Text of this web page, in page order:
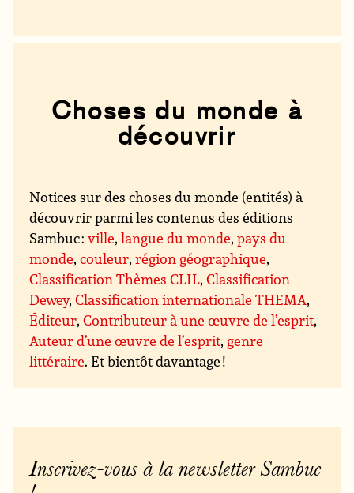
Choses du monde à
découvrir
Notices sur des choses du monde (entités) à
découvrir parmi les contenus des éditions
Sambuc :ville,langue du monde,pays du
monde,couleur,région géographique,
Classification Thèmes CLIL,Classification
Dewey,Classification internationale THEMA,
Éditeur,Contributeur à une œuvre de l’esprit,
Auteur d’une œuvre de l’esprit, genre
littéraire. Et bientôt davantage !
Inscrivez-vous à la newsletter Sambuc